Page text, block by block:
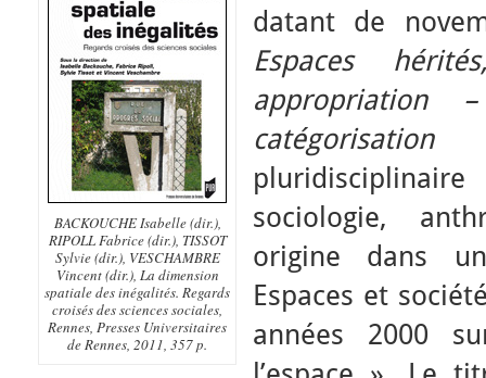
BACKOUCHE Isabelle (dir.),
RIPOLL Fabrice (dir.), TISSOT
Sylvie (dir.), VESCHAMBRE
Vincent (dir.), La dimension
spatiale des inégalités. Regards
croisés des sciences sociales,
Rennes, Presses Universitaires
de Rennes, 2011, 357 p.
datant de
Espaces
appropriation
catégorisation
sociologie,
origine dans
Espaces et
années 2000